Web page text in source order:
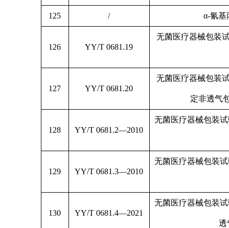
125 / α-氰基
126 YY/T 0681.19
无菌医疗器械包装
127 YY/T 0681.20
无菌医疗器械包装
定非透气
128 YY/T 0681.2—2010
无菌医疗器械包装
129 YY/T 0681.3—2010
无菌医疗器械包装
130 YY/T 0681.4—2021
无菌医疗器械包装
透